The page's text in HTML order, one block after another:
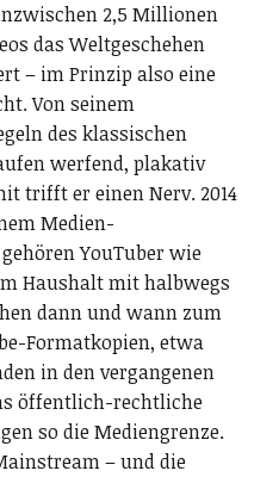
2,5 Millionen
das Weltgeschehen
– im Prinzip also eine
Von seinem
des klassischen
werfend, plakativ
trifft er einen Nerv. 2014
Medien-
YouTuber wie
Haushalt mit halbwegs
dann und wann zum
Formatkopien, etwa
in den vergangenen
öffentlich-rechtliche
so die Mediengrenze.
– und die